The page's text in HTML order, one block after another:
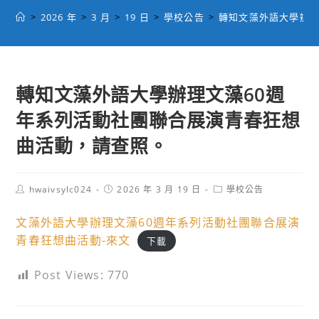
> 2026 年 > 3 月 > 19 日 > 學校公告 > 轉知文藻外語大學辦
轉知文藻外語大學辦理文藻60週
年系列活動社團聯合展演青春狂想
曲活動，請查照。
Posthwaivsylc024
Post2026 年 3 月 19 日
Post學校公告
文藻外語大學辦理文藻60週年系列活動社團聯合展演
青春狂想曲活動-來文
下載
Post Views: 770